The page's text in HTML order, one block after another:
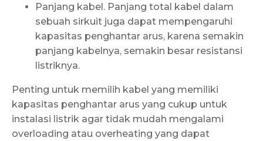
Panjang kabel. Panjang total kabel dalam
sebuah sirkuit juga dapat mempengaruhi
kapasitas penghantar arus, karena semakin
panjang kabelnya, semakin besar resistansi
listriknya.
Penting untuk memilih kabel yang memiliki
kapasitas penghantar arus yang cukup untuk
instalasi listrik agar tidak mudah mengalami
overloading atau overheating yang dapat